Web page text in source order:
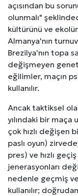
açısından bu
olunmalı"
kültürünü ve
Almanya'nın
Brezilya'nın topa
değişmeyen
eğilimler, maçın
kullanılır.
Ancak taktiksel
yılındaki bir maça
çok hızlı değişen
paslı oyun)
pres) ve hızlı
jenerasyonları
nedenle geçmiş
kullanılır;